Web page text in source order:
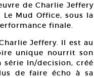
de Charlie Jeffery
Mud Office, sous la
finale.
Jeffery. Il est au
unique nourrit son
In/decision, créé
de faire écho à sa